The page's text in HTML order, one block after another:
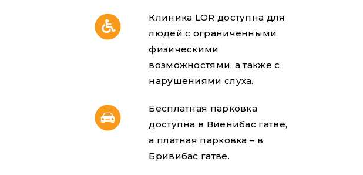
Клиника LOR доступна для
людей с ограниченными
физическими
возможностями, а также с
нарушениями слуха.
Бесплатная парковка
доступна в Виенибас гатве,
а платная парковка – в
Бривибас гатве.